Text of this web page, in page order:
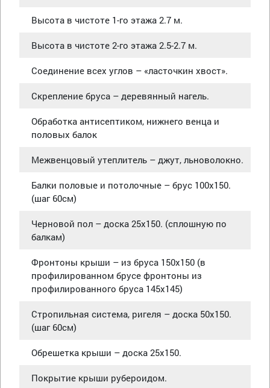
Высота в чистоте 1-го этажа 2.7 м.
Высота в чистоте 2-го этажа 2.5-2.7 м.
Соединение всех углов – «ласточкин хвост».
Скрепление бруса – деревянный нагель.
Обработка антисептиком, нижнего венца и
половых балок
Межвенцовый утеплитель – джут, льноволокно.
Балки половые и потолочные – брус 100х150.
(шаг 60см)
Черновой пол – доска 25х150. (сплошную по
балкам)
Фронтоны крыши – из бруса 150х150 (в
профилированном брусе фронтоны из
профилированного бруса 145х145)
Стропильная система, ригеля – доска 50х150.
(шаг 60см)
Обрешетка крыши – доска 25х150.
Покрытие крыши рубероидом.